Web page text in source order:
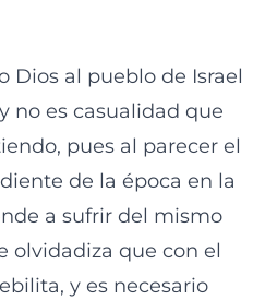
Dios al pueblo de Israel
no es casualidad que
pues al parecer el
de la época en la
a sufrir del mismo
olvidadiza que con el
y es necesario